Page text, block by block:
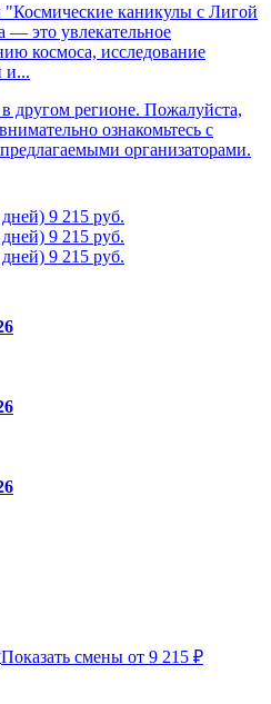
каникулы с Лигой
— это увлекательное
космоса, исследование
и...
в другом регионе. Пожалуйста,
ознакомьтесь с
организаторами.
дней) 9 215 руб.
дней) 9 215 руб.
дней) 9 215 руб.
Показать смены от 9 215 ₽